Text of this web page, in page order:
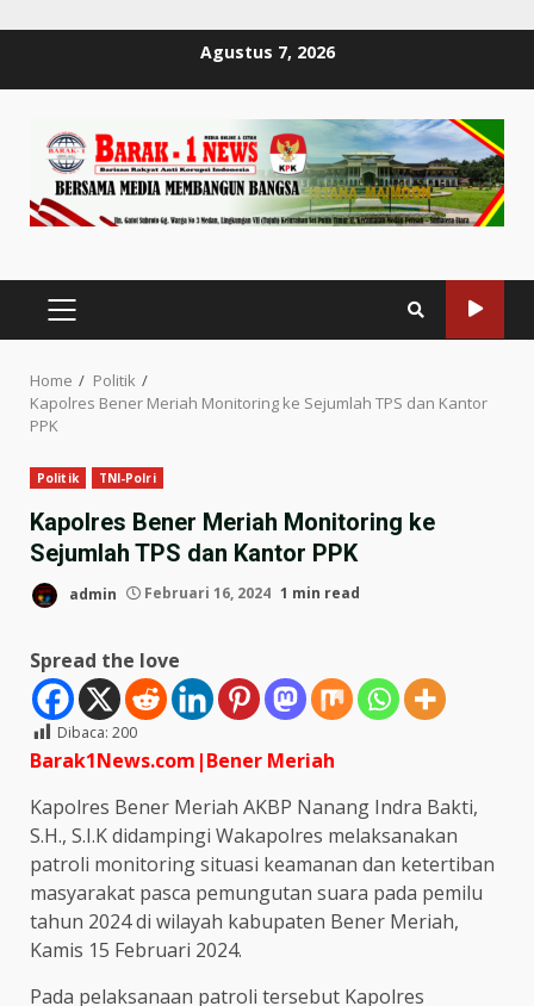
Agustus 7, 2026
PRIMARY
MENU
Home
Politik
Kapolres Bener Meriah Monitoring ke Sejumlah TPS dan Kantor
PPK
Politik TNI-Polri
Kapolres Bener Meriah Monitoring ke
Sejumlah TPS dan Kantor PPK
admin Februari 16, 2024 1 min read
Spread the love
Dibaca: 200
Barak1News.com|Bener Meriah
Kapolres Bener Meriah AKBP Nanang Indra Bakti,
S.H., S.I.K didampingi Wakapolres melaksanakan
patroli monitoring situasi keamanan dan ketertiban
masyarakat pasca pemungutan suara pada pemilu
tahun 2024 di wilayah kabupaten Bener Meriah,
Kamis 15 Februari 2024.
Pada pelaksanaan patroli tersebut Kapolres